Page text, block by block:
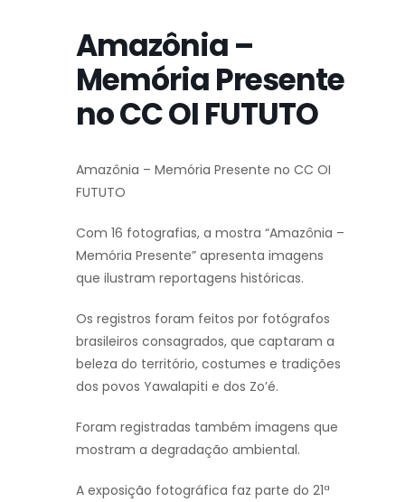
Amazônia –
Memória Presente
no CC OI FUTUTO
Amazônia – Memória Presente no CC OI
FUTUTO
Com 16 fotografias, a mostra “Amazônia –
Memória Presente” apresenta imagens
que ilustram reportagens históricas.
Os registros foram feitos por fotógrafos
brasileiros consagrados, que captaram a
beleza do território, costumes e tradições
dos povos Yawalapiti e dos Zo’é.
Foram registradas também imagens que
mostram a degradação ambiental.
A exposição fotográfica faz parte do 21ª